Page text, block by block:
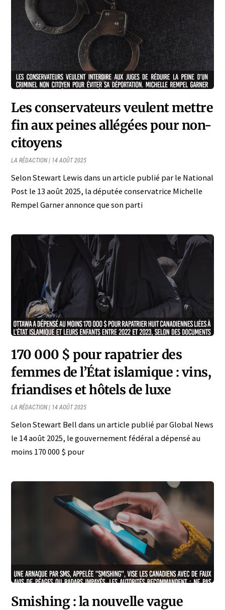
Les conservateurs veulent mettre
fin aux peines allégées pour non-
citoyens
LA RÉDACTION 14 AOÛT 2025
Selon Stewart Lewis dans un article publié par le National
Post le 13 août 2025, la députée conservatrice Michelle
Rempel Garner annonce que son parti
170 000 $ pour rapatrier des
femmes de l’État islamique : vins,
friandises et hôtels de luxe
LA RÉDACTION 14 AOÛT 2025
Selon Stewart Bell dans un article publié par Global News
le 14 août 2025, le gouvernement fédéral a dépensé au
moins 170 000 $ pour
Smishing : la nouvelle vague